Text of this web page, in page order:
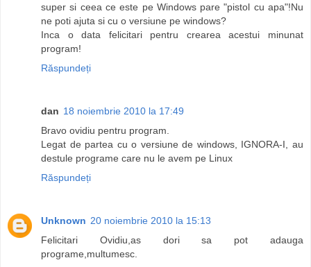
super si ceea ce este pe Windows pare "pistol cu apa"!Nu
ne poti ajuta si cu o versiune pe windows?
Inca o data felicitari pentru crearea acestui minunat
program!
Răspundeți
dan 18 noiembrie 2010 la 17:49
Bravo ovidiu pentru program.
Legat de partea cu o versiune de windows, IGNORA-I, au
destule programe care nu le avem pe Linux
Răspundeți
Unknown 20 noiembrie 2010 la 15:13
Felicitari Ovidiu,as dori sa pot adauga
programe,multumesc.